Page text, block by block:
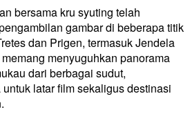
bersama kru syuting telah
gambar di beberapa titik
dan Prigen, termasuk Jendela
menyuguhkan panorama
dari berbagai sudut,
latar film sekaligus destinasi